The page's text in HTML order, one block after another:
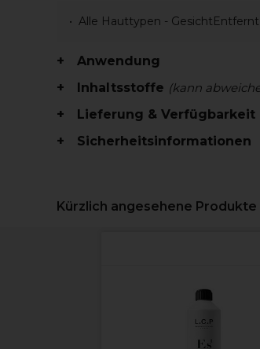
Alle Hauttypen -
Anwendung
Inhaltsstoffe (kann
Lieferung & Verfügbarkeit
Sicherheitsinformationen
Kürzlich angesehene Produkte